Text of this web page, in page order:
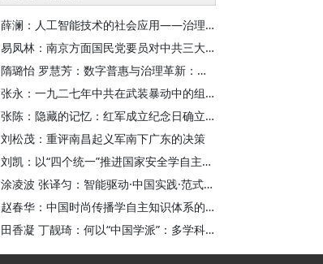
薛澜：人工智能技术的社会应用——治理挑战
易凤林：南京方面国民党要员对中共三大起义的反应
隋璐怡 罗慧芳：数字普惠与治理革新：中国人工智能赋能全球南方发展
张永：一九二七年中共在武装暴动中的组织转型
张陈：隐藏的记忆：红军成立纪念日确立前中共对南昌起义的纪念
刘松茂：重评南昌起义军南下广东的决策
刘凯：以“四个统一”推进国家安全学自主知识体系构建
涂凌波 张译匀：智能驱动·中国实践·范式创新：“构建中国新闻传播学自主知识体系”专题研讨会综述
赵春华：中国时尚传播学自主知识体系的内在逻辑与实践路径
田香凝 丁靓琦：何以“中国学派”：多学科视野下中国特色新闻传播学建设的研究